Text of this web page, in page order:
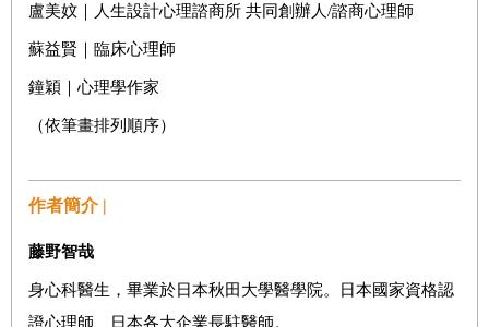
盧美妏｜人生設計心理諮商所 共同創辦人/諮商心理師
蘇益賢｜臨床心理師
鐘穎｜心理學作家
（依筆畫排列順序）
作者簡介 |
藤野智哉
身心科醫生，畢業於日本秋田大學醫學院。日本國家資格認
證心理師、日本各大企業長駐醫師。